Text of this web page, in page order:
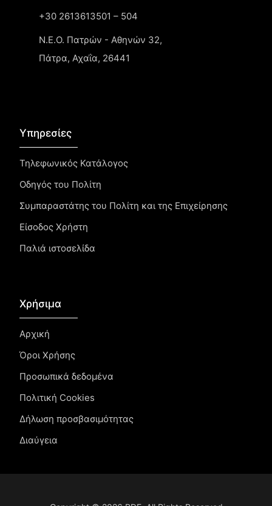
+30 2613613501 – 504
Ν.Ε.Ο. Πατρών - Αθηνών 32,
Πάτρα, Αχαΐα, 26441
Υπηρεσίες
Τηλεφωνικός Κατάλογος
Οδηγός του Πολίτη
Συμπαραστάτης του Πολίτη και της Επιχείρησης
Είσοδος Χρήστη
Παλιά ιστοσελίδα
Χρήσιμα
Αρχική
Όροι Χρήσης
Προσωπικά δεδομένα
Πολιτική Cookies
Δήλωση προσβασιμότητας
Διαύγεια